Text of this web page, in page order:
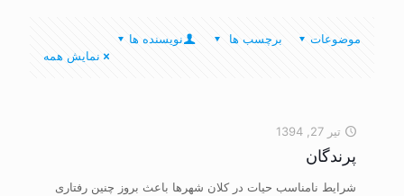
موضوعات برچسب ها
نویسنده ها
نمایش همه
تیر 27, 1394
پرندگان
شرایط نامناسب حیات در کلان شهرها باعث بروز چنین رفتاری